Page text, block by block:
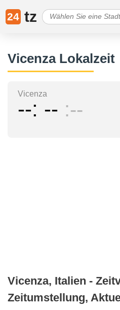
24 tz
Vicenza Lokalzeit
Vicenza
-- -- --
Vicenza, Italien -
Zeitumstellung,